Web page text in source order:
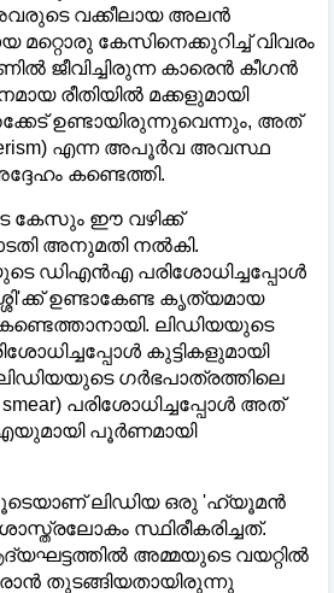
വക്കീലായ അലൻ
മറ്റൊരു കേസിനെക്കുറിച്ച്‌ വിവരം
ജീവിച്ചിരുന്ന കാരെൻ കീഗൻ
രീതിയില്‍ മക്കളുമായി
ഉണ്ടായിരുന്നുവെന്നും, അത്
എന്ന അപൂർവ അവസ്ഥ
കണ്ടെത്തി.
കേസും ഈ വഴിക്ക്
അനുമതി നല്‍കി.
ഡിഎൻഎ പരിശോധിച്ചപ്പോള്‍
ഉണ്ടാകേണ്ട കൃത്യമായ
ലിഡിയയുടെ
കുട്ടികളുമായി
ലിഡിയയുടെ ഗർഭപാത്രത്തിലെ
പരിശോധിച്ചപ്പോള്‍ അത്
പൂർണമായി
ലിഡിയ ഒരു 'ഹ്യൂമൻ
സ്ഥിരീകരിച്ചത്.
അമ്മയുടെ വയറ്റില്‍
തുടങ്ങിയതായിരുന്നു